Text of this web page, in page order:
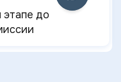
до